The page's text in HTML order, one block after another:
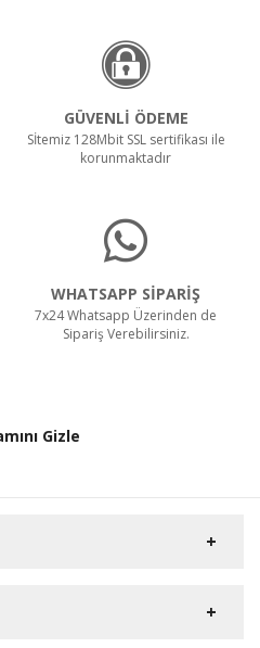
GÜVENLİ ÖDEME
Sİtemiz 128Mbit SSL sertifikası ile
korunmaktadır
WHATSAPP SİPARİŞ
7x24 Whatsapp Üzerinden de
Sipariş Verebilirsiniz.
Gizle